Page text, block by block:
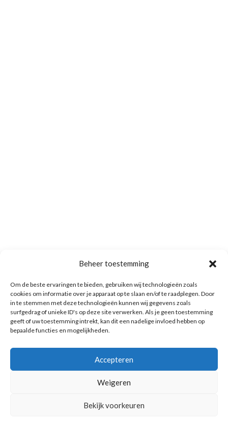
Beheer toestemming
Om de beste ervaringen te bieden, gebruiken wij technologieën zoals
cookies om informatie over je apparaat op te slaan en/of te raadplegen. Door
in te stemmen met deze technologieën kunnen wij gegevens zoals
surfgedrag of unieke ID's op deze site verwerken. Als je geen toestemming
geeft of uw toestemming intrekt, kan dit een nadelige invloed hebben op
bepaalde functies en mogelijkheden.
Accepteren
Weigeren
Bekijk voorkeuren